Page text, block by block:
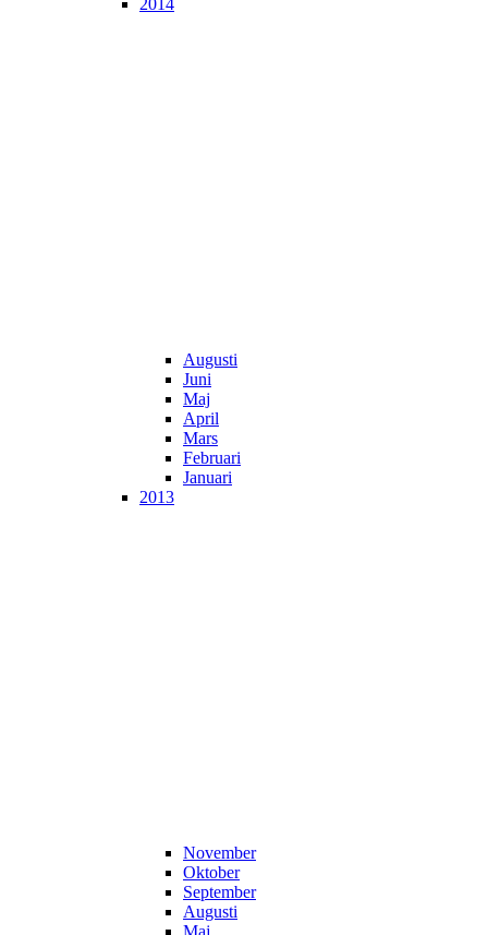
2014
Augusti
Juni
Maj
April
Mars
Februari
Januari
2013
November
Oktober
September
Augusti
Maj